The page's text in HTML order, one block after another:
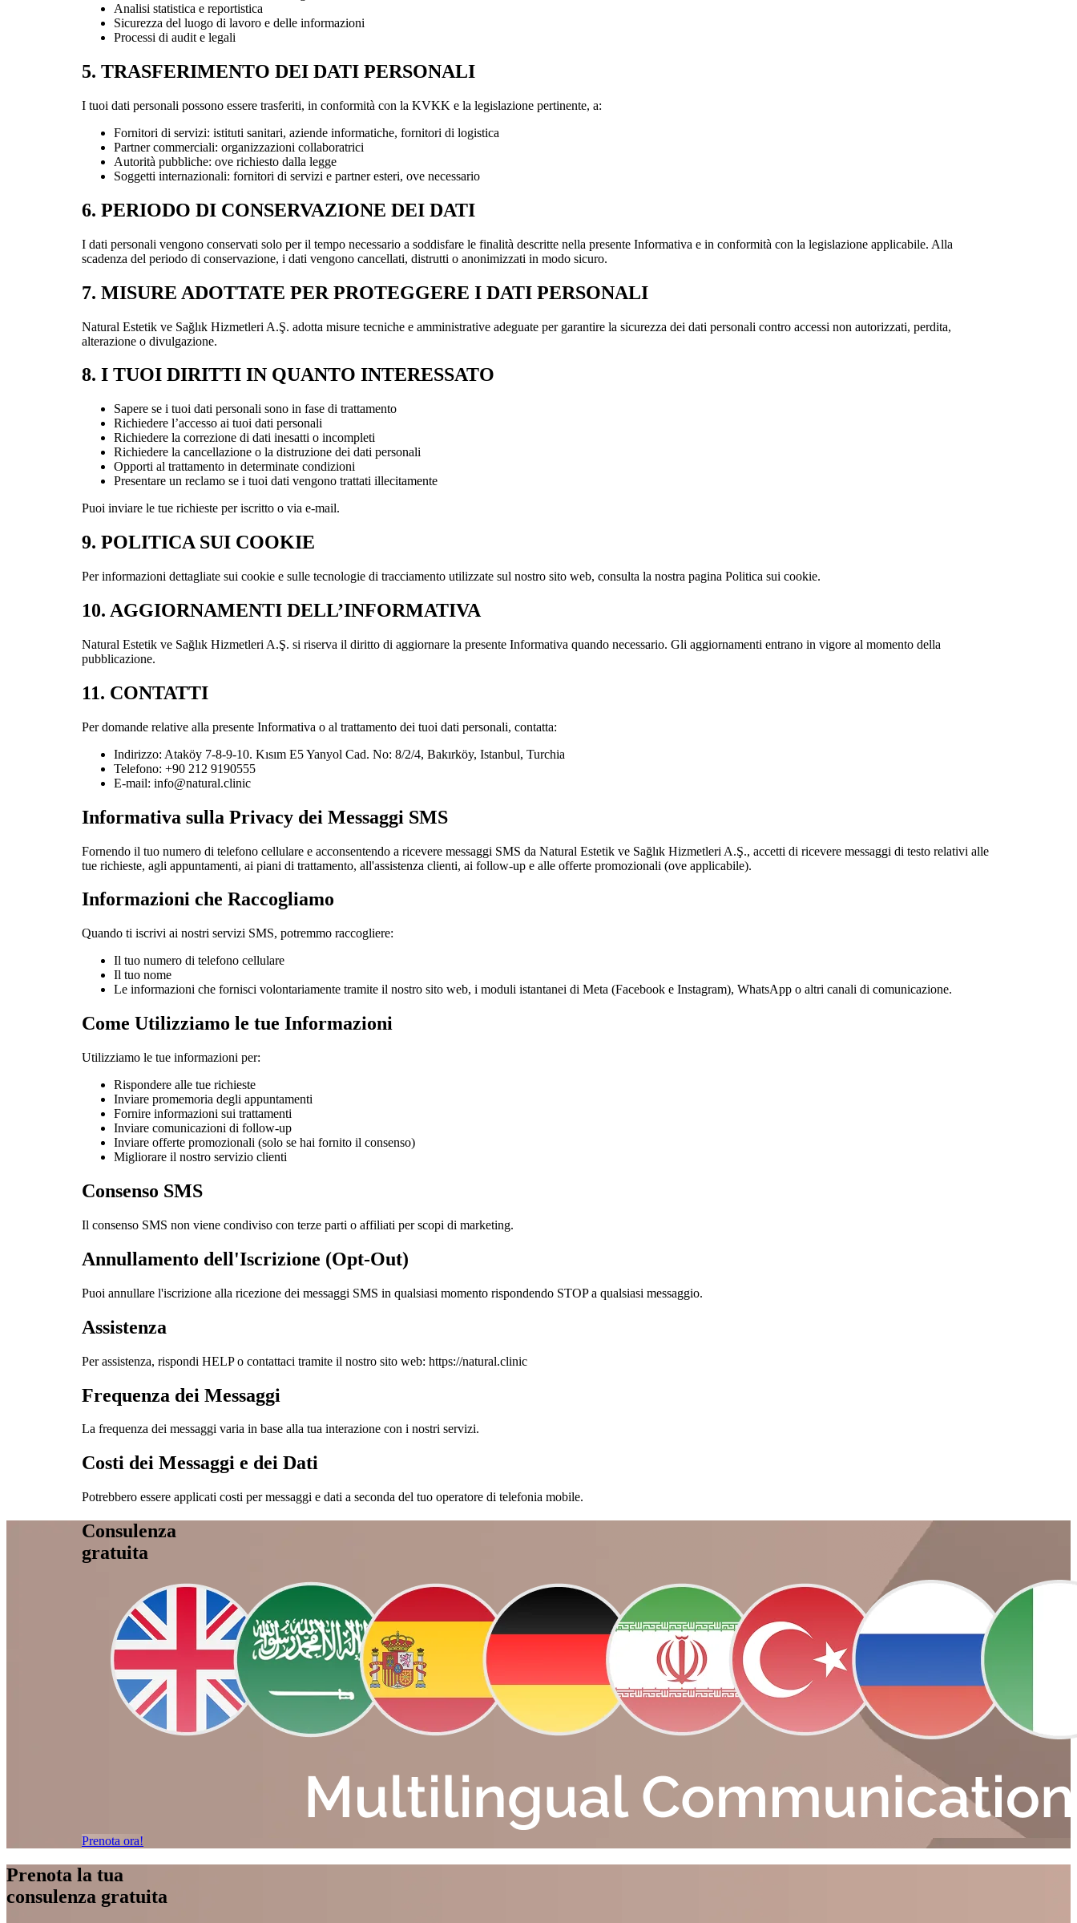
Analisi statistica e reportistica
Sicurezza del luogo di lavoro e delle informazioni
Processi di audit e legali
5. TRASFERIMENTO DEI DATI PERSONALI
I tuoi dati personali possono essere trasferiti, in conformità con la KVKK e la legislazione pertinente, a:
Fornitori di servizi: istituti sanitari, aziende informatiche, fornitori di logistica
Partner commerciali: organizzazioni collaboratrici
Autorità pubbliche: ove richiesto dalla legge
Soggetti internazionali: fornitori di servizi e partner esteri, ove necessario
6. PERIODO DI CONSERVAZIONE DEI DATI
I dati personali vengono conservati solo per il tempo necessario a soddisfare le finalità descritte nella presente Informativa e in conformità con la legislazione applicabile. Alla
scadenza del periodo di conservazione, i dati vengono cancellati, distrutti o anonimizzati in modo sicuro.
7. MISURE ADOTTATE PER PROTEGGERE I DATI PERSONALI
Natural Estetik ve Sağlık Hizmetleri A.Ş. adotta misure tecniche e amministrative adeguate per garantire la sicurezza dei dati personali contro accessi non autorizzati, perdita,
alterazione o divulgazione.
8. I TUOI DIRITTI IN QUANTO INTERESSATO
Sapere se i tuoi dati personali sono in fase di trattamento
Richiedere l’accesso ai tuoi dati personali
Richiedere la correzione di dati inesatti o incompleti
Richiedere la cancellazione o la distruzione dei dati personali
Opporti al trattamento in determinate condizioni
Presentare un reclamo se i tuoi dati vengono trattati illecitamente
Puoi inviare le tue richieste per iscritto o via e-mail.
9. POLITICA SUI COOKIE
Per informazioni dettagliate sui cookie e sulle tecnologie di tracciamento utilizzate sul nostro sito web, consulta la nostra pagina Politica sui cookie.
10. AGGIORNAMENTI DELL’INFORMATIVA
Natural Estetik ve Sağlık Hizmetleri A.Ş. si riserva il diritto di aggiornare la presente Informativa quando necessario. Gli aggiornamenti entrano in vigore al momento della
pubblicazione.
11. CONTATTI
Per domande relative alla presente Informativa o al trattamento dei tuoi dati personali, contatta:
Indirizzo: Ataköy 7-8-9-10. Kısım E5 Yanyol Cad. No: 8/2/4, Bakırköy, Istanbul, Turchia
Telefono: +90 212 9190555
E-mail: info@natural.clinic
Informativa sulla Privacy dei Messaggi SMS
Fornendo il tuo numero di telefono cellulare e acconsentendo a ricevere messaggi SMS da Natural Estetik ve Sağlık Hizmetleri A.Ş., accetti di ricevere messaggi di testo relativi alle
tue richieste, agli appuntamenti, ai piani di trattamento, all'assistenza clienti, ai follow-up e alle offerte promozionali (ove applicabile).
Informazioni che Raccogliamo
Quando ti iscrivi ai nostri servizi SMS, potremmo raccogliere:
Il tuo numero di telefono cellulare
Il tuo nome
Le informazioni che fornisci volontariamente tramite il nostro sito web, i moduli istantanei di Meta (Facebook e Instagram), WhatsApp o altri canali di comunicazione.
Come Utilizziamo le tue Informazioni
Utilizziamo le tue informazioni per:
Rispondere alle tue richieste
Inviare promemoria degli appuntamenti
Fornire informazioni sui trattamenti
Inviare comunicazioni di follow-up
Inviare offerte promozionali (solo se hai fornito il consenso)
Migliorare il nostro servizio clienti
Consenso SMS
Il consenso SMS non viene condiviso con terze parti o affiliati per scopi di marketing.
Annullamento dell'Iscrizione (Opt-Out)
Puoi annullare l'iscrizione alla ricezione dei messaggi SMS in qualsiasi momento rispondendo STOP a qualsiasi messaggio.
Assistenza
Per assistenza, rispondi HELP o contattaci tramite il nostro sito web: https://natural.clinic
Frequenza dei Messaggi
La frequenza dei messaggi varia in base alla tua interazione con i nostri servizi.
Costi dei Messaggi e dei Dati
Potrebbero essere applicati costi per messaggi e dati a seconda del tuo operatore di telefonia mobile.
Consulenza
gratuita
Prenota ora!
Prenota la tua
consulenza gratuita